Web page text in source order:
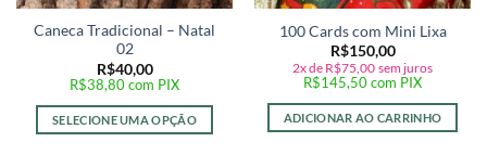
Caneca Tradicional – Natal
02
R$40,00
R$38,80com PIX
SELECIONE UMA OPÇÃO
100 Cards com Mini Lixa
R$150,00
2x de R$75,00 sem juros
R$145,50com PIX
ADICIONAR AO CARRINHO